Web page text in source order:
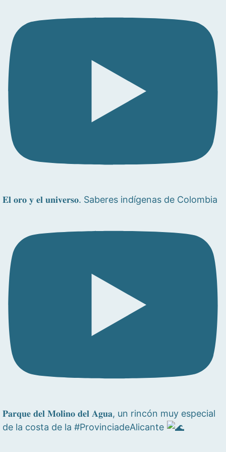
𝐄𝐥 𝐨𝐫𝐨 𝐲 𝐞𝐥 𝐮𝐧𝐢𝐯𝐞𝐫𝐬𝐨. Saberes indígenas de Colombia
𝐏𝐚𝐫𝐪𝐮𝐞 𝐝𝐞𝐥 𝐌𝐨𝐥𝐢𝐧𝐨 𝐝𝐞𝐥 𝐀𝐠𝐮𝐚, un rincón muy especial
de la costa de la #ProvinciadeAlicante